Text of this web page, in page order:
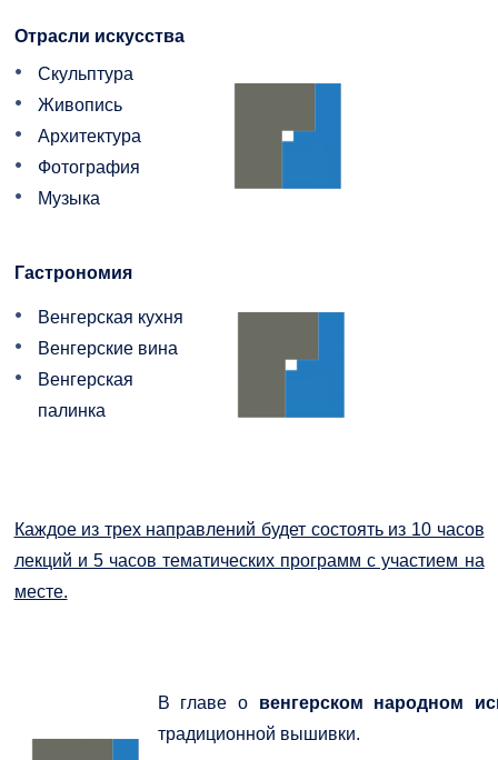
Отрасли искусства
Скульптура
Живопись
Архитектура
Фотография
Музыка
Гастрономия
Венгерская кухня
Венгерские вина
Венгерская
палинка
Каждое из трех направлений будет состоять из 10 часов
лекций и 5 часов тематических программ с участием на
месте.
В главе о венгерском народном
традиционной вышивки.